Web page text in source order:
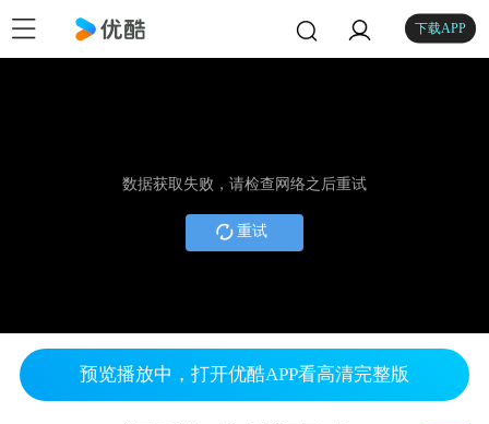
下载APP
数据获取失败，请检查网络之后重试
重试
预览播放中，打开优酷APP看高清完整版